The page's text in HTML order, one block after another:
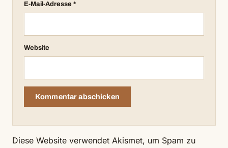
E-Mail-Adresse *
Website
Diese Website verwendet Akismet, um Spam zu